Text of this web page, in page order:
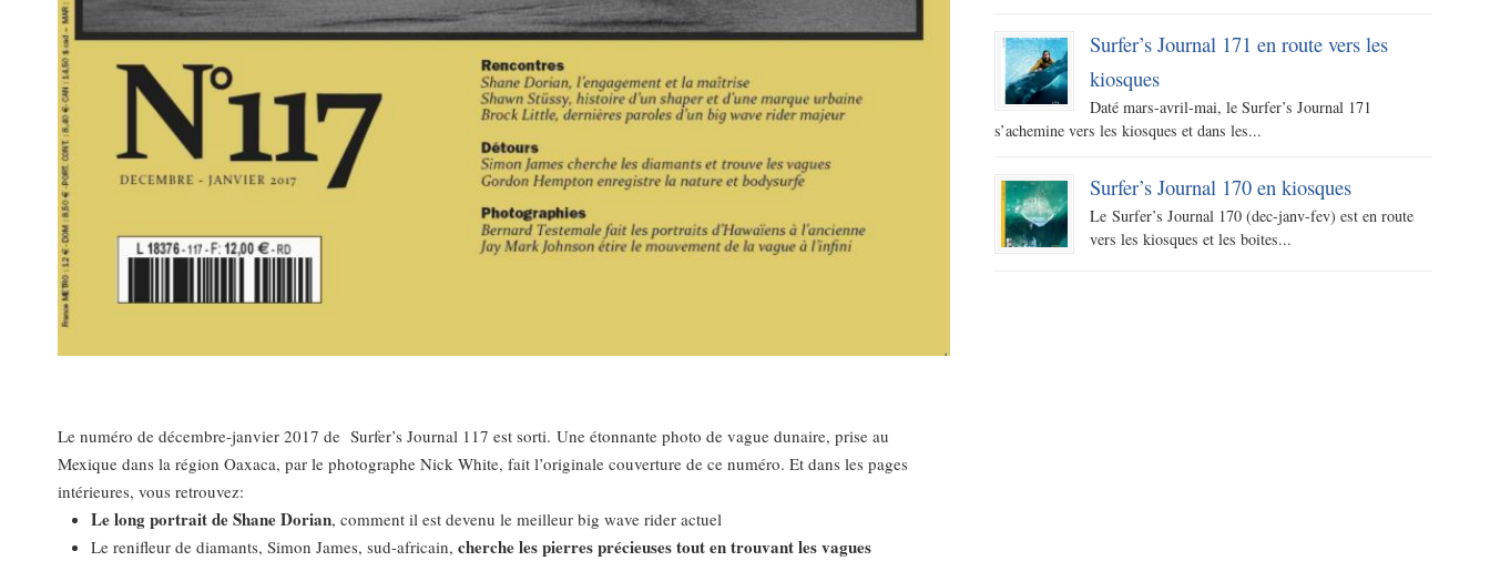
Le numéro de décembre-janvier 2017 de Surfer’s Journal 117 est sorti. Une étonnante photo de vague dunaire, prise au
Mexique dans la région Oaxaca, par le photographe Nick White, fait l’originale couverture de ce numéro. Et dans les pages
intérieures, vous retrouvez:
Le long portrait de Shane Dorian, comment il est devenu le meilleur big wave rider actuel
Le renifleur de diamants, Simon James, sud-africain, cherche les pierres précieuses tout en trouvant les vagues
Surfer’s Journal 171 en route vers les
kiosques
Daté mars-avril-mai, le Surfer’s Journal 171
s’achemine vers les kiosques et dans les...
Surfer’s Journal 170 en kiosques
Le Surfer’s Journal 170 (dec-janv-fev) est en route
vers les kiosques et les boites...